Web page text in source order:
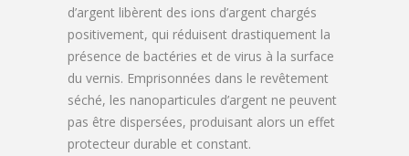
d’argent libèrent des ions d’argent chargés
positivement, qui réduisent drastiquement la
présence de bactéries et de virus à la surface
du vernis. Emprisonnées dans le revêtement
séché, les nanoparticules d’argent ne peuvent
pas être dispersées, produisant alors un effet
protecteur durable et constant.